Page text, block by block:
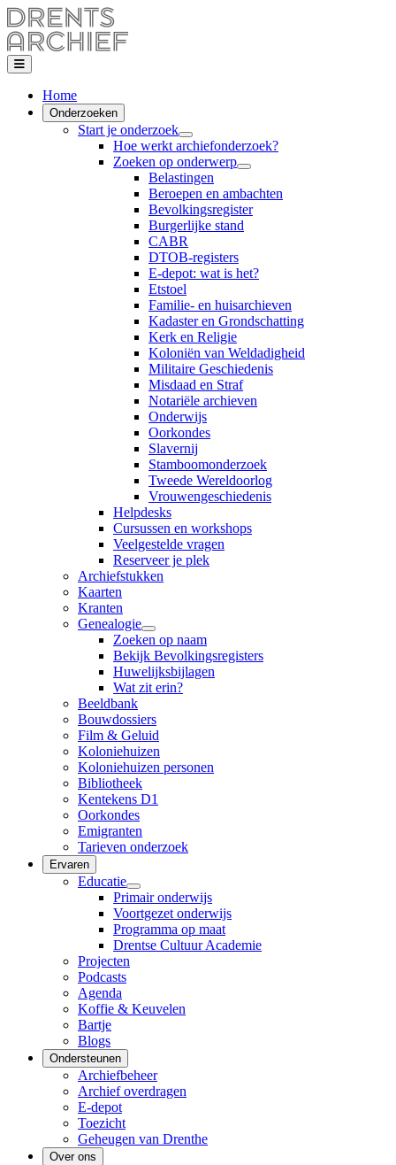
Home
Onderzoeken
Start je onderzoek
Hoe werkt archiefonderzoek?
Zoeken op onderwerp
Belastingen
Beroepen en ambachten
Bevolkingsregister
Burgerlijke stand
CABR
DTOB-registers
E-depot: wat is het?
Etstoel
Familie- en huisarchieven
Kadaster en Grondschatting
Kerk en Religie
Koloniën van Weldadigheid
Militaire Geschiedenis
Misdaad en Straf
Notariële archieven
Onderwijs
Oorkondes
Slavernij
Stamboomonderzoek
Tweede Wereldoorlog
Vrouwengeschiedenis
Helpdesks
Cursussen en workshops
Veelgestelde vragen
Reserveer je plek
Archiefstukken
Kaarten
Kranten
Genealogie
Zoeken op naam
Bekijk Bevolkingsregisters
Huwelijksbijlagen
Wat zit erin?
Beeldbank
Bouwdossiers
Film & Geluid
Koloniehuizen
Koloniehuizen personen
Bibliotheek
Kentekens D1
Oorkondes
Emigranten
Tarieven onderzoek
Ervaren
Educatie
Primair onderwijs
Voortgezet onderwijs
Programma op maat
Drentse Cultuur Academie
Projecten
Podcasts
Agenda
Koffie & Keuvelen
Bartje
Blogs
Ondersteunen
Archiefbeheer
Archief overdragen
E-depot
Toezicht
Geheugen van Drenthe
Over ons